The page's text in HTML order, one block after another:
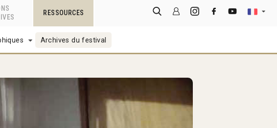
RESSOURCES
Archives du festival